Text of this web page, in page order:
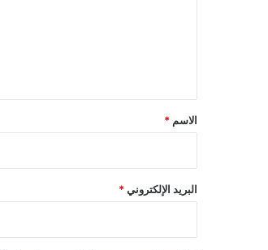
*
الاسم *
البريد الإلكتروني *